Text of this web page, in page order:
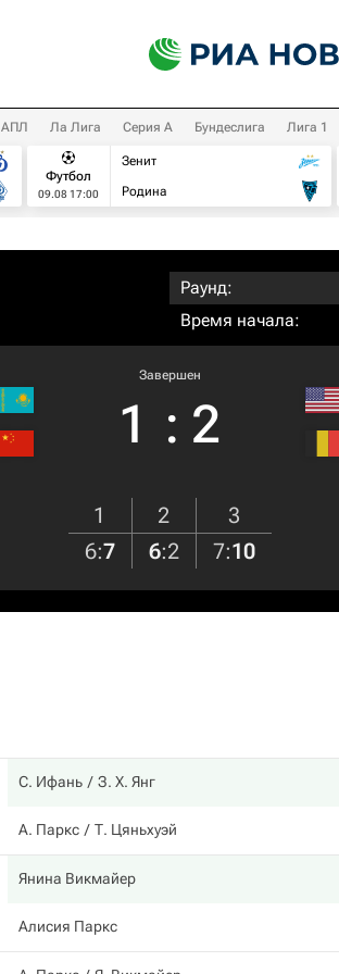
АПЛ Ла Лига Серия А Бундеслига Лига 1
Футбол
09.08 17:00
Зенит
Родина
Раунд:
Время начала:
Завершен
1 : 2
1 2
3
6:7 6:2 7:10
С. Ифань З. Х. Янг
А. Паркс Т. Цяньхуэй
Янина Викмайер
Алисия Паркс